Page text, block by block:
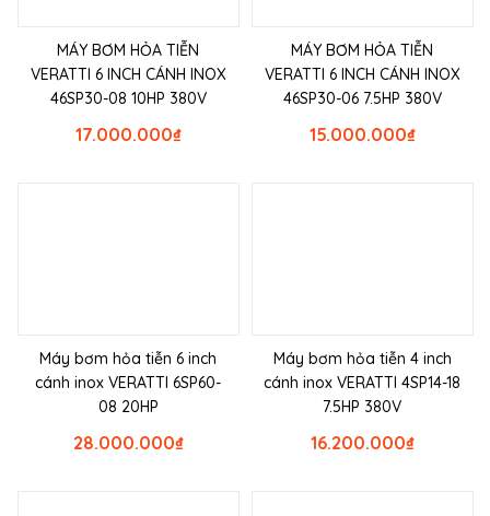
MÁY BƠM HỎA TIỄN
VERATTI 6 INCH CÁNH INOX
46SP30-08 10HP 380V
₫
17.000.000
MÁY BƠM HỎA TIỄN
VERATTI 6 INCH CÁNH INOX
46SP30-06 7.5HP 380V
₫
15.000.000
Máy bơm hỏa tiễn 6 inch
cánh inox VERATTI 6SP60-
08 20HP
₫
28.000.000
Máy bơm hỏa tiễn 4 inch
cánh inox VERATTI 4SP14-18
7.5HP 380V
₫
16.200.000